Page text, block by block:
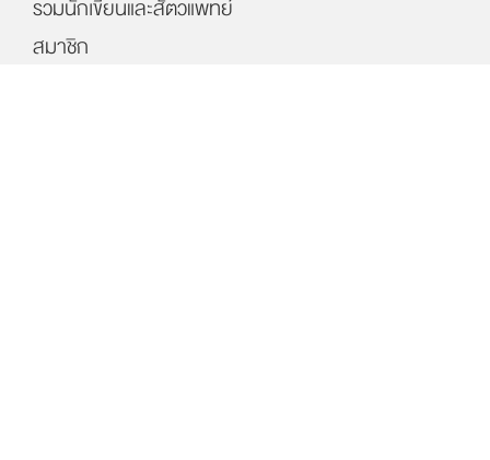
รวมนักเขียนและสัตวแพทย์
สมาชิก